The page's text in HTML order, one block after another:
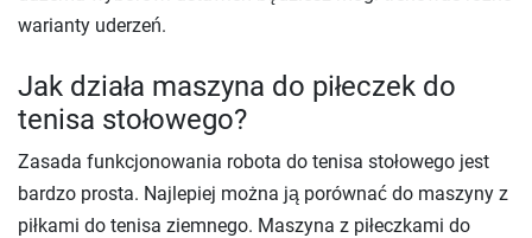
warianty uderzeń.
Jak działa maszyna do piłeczek do
tenisa stołowego?
Zasada funkcjonowania robota do tenisa stołowego jest
bardzo prosta. Najlepiej można ją porównać do maszyny z
piłkami do tenisa ziemnego. Maszyna z piłeczkami do